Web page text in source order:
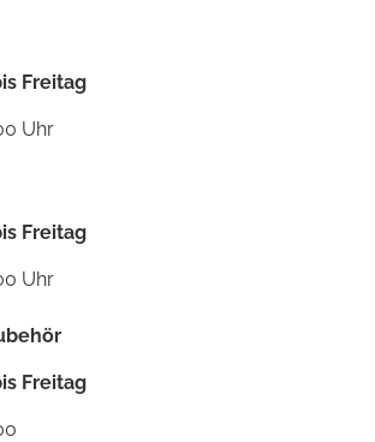
Freitag
Uhr
Freitag
Uhr
Freitag